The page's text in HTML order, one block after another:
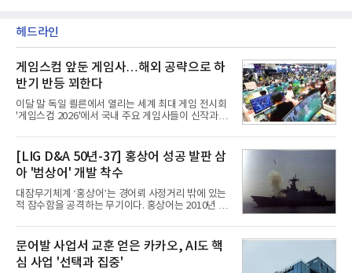
헤드라인
게임스컴 앞둔 게임사…해외 공략으로 하
반기 반등 꾀한다
이달 말 독일 쾰른에서 열리는 세계 최대 게임 전시회
'게임스컴 2026'에서 국내 주요 게임사들이 신작과 글
체별로 엇갈린 가운데 하반기 신작 흥행과 해외 시장
성과가 실적을 좌우할 핵심 변수로 떠오르고 있다.8일
업계에 따르면 올해 상반기 게임업계는 기업별 성적
표가 크게 갈렸다. 대표적으로 크래프톤은 'PUBG: 배
틀그라운드'의 안정적인 성장에 힘입어 상반기 연결
기준 매출 2조6616억원, 영업이익 9725억원으로 역
대 최대 실적을 기록했다. 엔씨도 올해 출시한 '아이온
동기 대
[LIG D&A 50년-37] 홍상어 성공 발판 삼
아 '범상어' 개발 착수
대잠무기체계 ‘홍상어’는 경어뢰 사정거리 밖에 있는
적 잠수함을 공격하는 무기이다. 홍상어는 2010년 넥
이뤄졌다. 이후 2012년 한국형 구축함(KDX-1) 이상
의 함정에 실전 배치됐다.그해 7월 해군은 동해상에서
성능 검증을 위해 홍상어 시험발사를 실시했다. 이때
홍상어가 목표 지점에서 입수한 후 표적을 타격하지
문어발 사업서 교훈 얻은 카카오, AI도 핵
심 사업 '선택과 집중'